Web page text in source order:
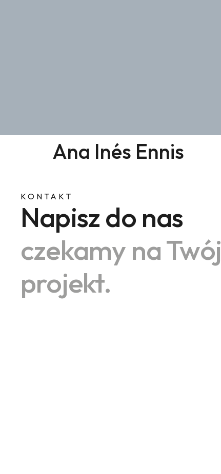
Ana Inés Ennis
KONTAKT
Napisz do nas
czekamy na Twój
projekt.